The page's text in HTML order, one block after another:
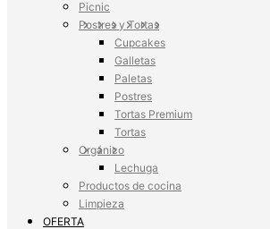
Picnic
Postres y Tortas
Cupcakes
Galletas
Paletas
Postres
Tortas Premium
Tortas
Orgánico
Lechuga
Productos de cocina
Limpieza
OFERTA